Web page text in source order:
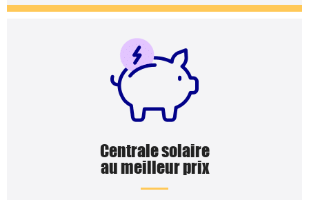
Centrale solaire
au meilleur prix